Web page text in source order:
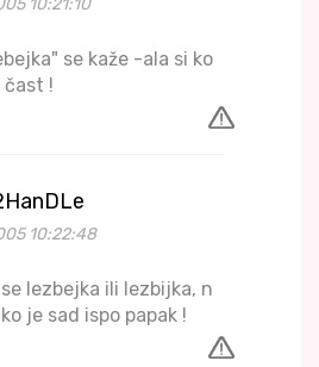
10:21:10
se kaže -ala si ko
čast !
10:22:48
lezbejka ili lezbijka, n
je sad ispo papak !